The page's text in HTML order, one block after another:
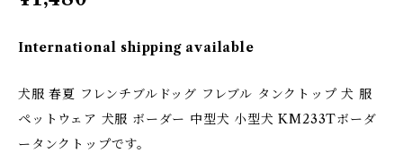
International shipping available
犬服 春夏 フレンチブルドッグ フレブル タンクトップ 犬 服
ペットウェア 犬服 ボーダー 中型犬 小型犬 KM233Tボーダ
ータンクトップです。